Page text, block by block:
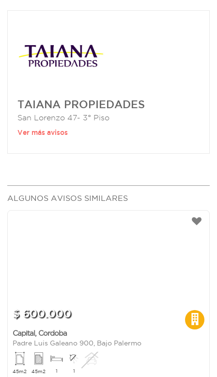
TAIANA PROPIEDADES
San Lorenzo 47- 3° Piso
Ver más avisos
ALGUNOS AVISOS SIMILARES
$ 600.000
Capital, Cordoba
Padre Luis Galeano 900, Bajo Palermo
45m2 45m2 1 1